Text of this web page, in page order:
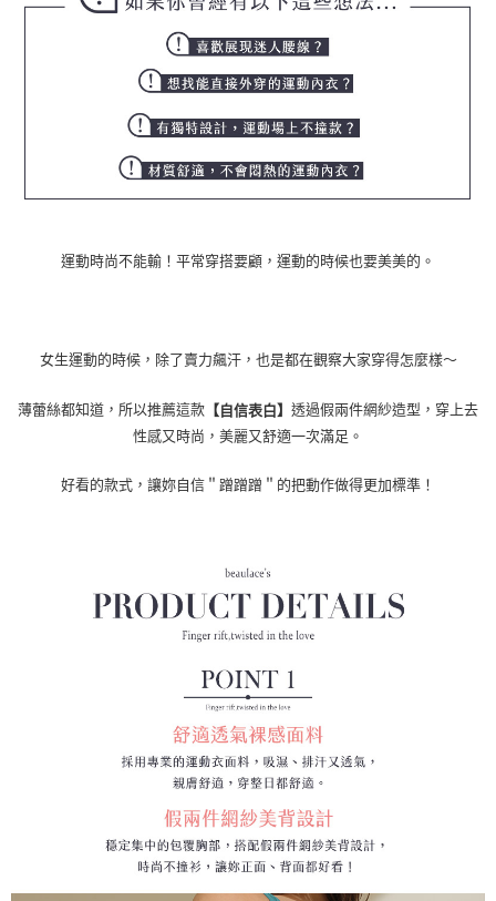
運動時尚不能輸！平常穿搭要顧，運動的時候也要美美的。
女生運動的時候，除了賣力飆汗，也是都在觀察大家穿得怎麼樣～
薄蕾絲都知道，所以推薦這款 【自信表白】 透過假兩件網紗造型，穿上去
性感又時尚，美麗又舒適一次滿足。
好看的款式，讓妳自信＂蹭蹭蹭＂的把動作做得更加標準！